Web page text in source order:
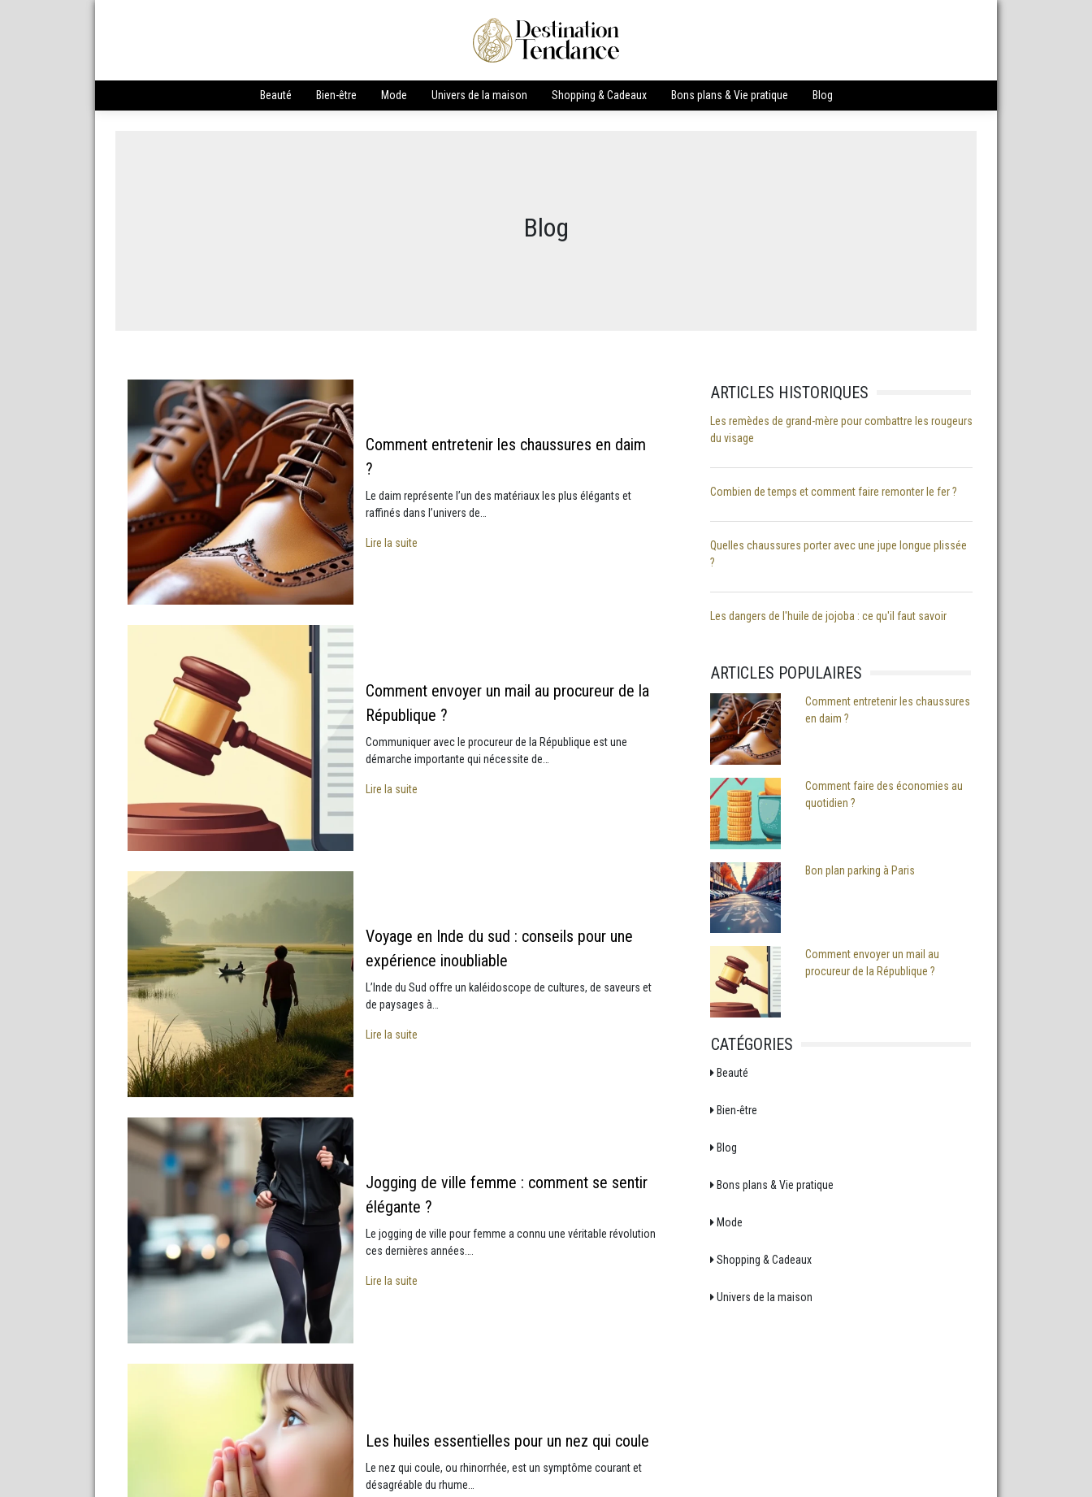
Beauté Bien-être Mode Univers de la maison Shopping & Cadeaux Bons plans & Vie pratique Blog
Blog
Comment entretenir les chaussures en daim
?
Le daim représente l’un des matériaux les plus élégants et
raffinés dans l’univers de…
Lire la suite
Comment envoyer un mail au procureur de la
République ?
Communiquer avec le procureur de la République est une
démarche importante qui nécessite de…
Lire la suite
Voyage en Inde du sud : conseils pour une
expérience inoubliable
L’Inde du Sud offre un kaléidoscope de cultures, de saveurs et
de paysages à…
Lire la suite
Jogging de ville femme : comment se sentir
élégante ?
Le jogging de ville pour femme a connu une véritable révolution
ces dernières années….
Lire la suite
Les huiles essentielles pour un nez qui coule
Le nez qui coule, ou rhinorrhée, est un symptôme courant et
désagréable du rhume…
ARTICLES HISTORIQUES
Les remèdes de grand-mère pour combattre les rougeurs
du visage
Combien de temps et comment faire remonter le fer ?
Quelles chaussures porter avec une jupe longue plissée
?
Les dangers de l'huile de jojoba : ce qu'il faut savoir
ARTICLES POPULAIRES
Comment entretenir les chaussures
en daim ?
Comment faire des économies au
quotidien ?
Bon plan parking à Paris
Comment envoyer un mail au
procureur de la République ?
CATÉGORIES
Beauté
Bien-être
Blog
Bons plans & Vie pratique
Mode
Shopping & Cadeaux
Univers de la maison